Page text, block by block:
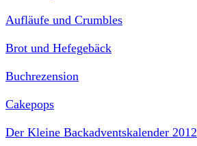
Aufläufe und Crumbles
Brot und Hefegebäck
Buchrezension
Cakepops
Der Kleine Backadventskalender 2012